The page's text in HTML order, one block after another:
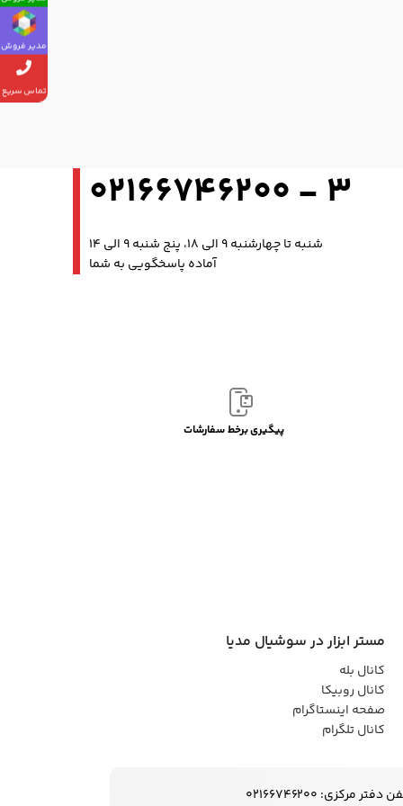
3 - 02166746200
شنبه تا چهارشنبه 9 الی 18، پنج شنبه 9 الی 14
آماده پاسخگویی به شما
پیگیری برخط سفارشات
مستر ابزار در سوشیال مدیا
کانال بله
کانال روبیکا
صفحه اینستاگرام
کانال تلگرام
دفتر مرکزی: 02166746200
مدیر فروش
تماس سریع